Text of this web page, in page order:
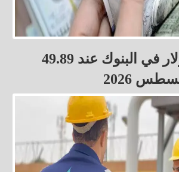
أعلى سعر للدولار في البنوك عند 49.89